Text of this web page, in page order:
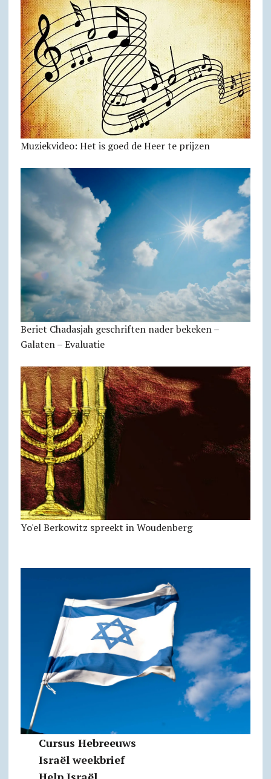
Muziekvideo: Het is goed de Heer te prijzen
Beriet Chadasjah geschriften nader bekeken –
Galaten – Evaluatie
Yo'el Berkowitz spreekt in Woudenberg
Cursus Hebreeuws
Israël weekbrief